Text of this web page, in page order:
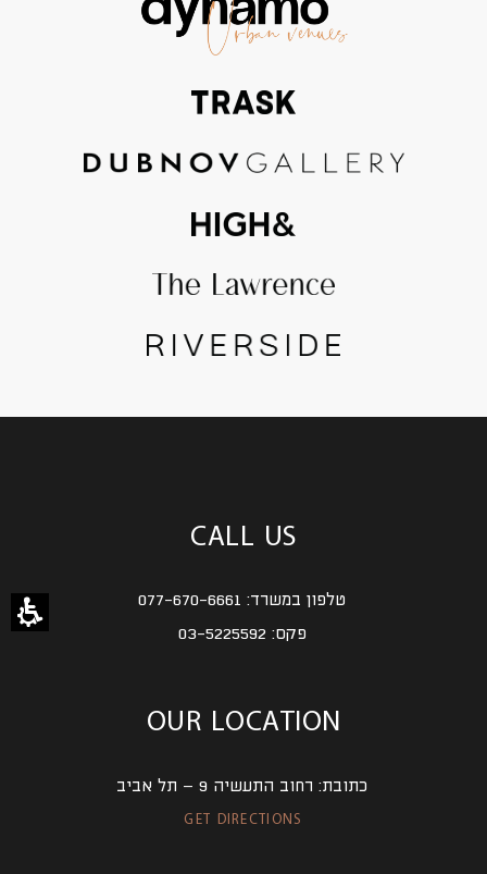
CALL US
טלפון במשרד: 077-670-6661
פקס:03-5225592
OUR LOCATION
כתובת: רחוב התעשיה 9 – תל אביב
GET DIRECTIONS